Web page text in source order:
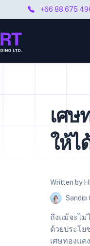
+66 88 675
เศษ
ให้ไ
Written by
Sandip
ถึงแม้จะไม่
ด้วยประโ
เศษทองแด